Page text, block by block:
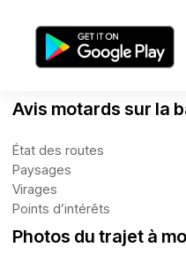
Avis motards sur la
État des routes
Paysages
Virages
Points d’intérêts
Photos du trajet à